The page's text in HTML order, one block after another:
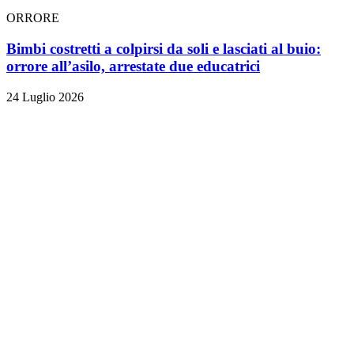
ORRORE
Bimbi costretti a colpirsi da soli e lasciati al buio:
orrore all’asilo, arrestate due educatrici
24 Luglio 2026